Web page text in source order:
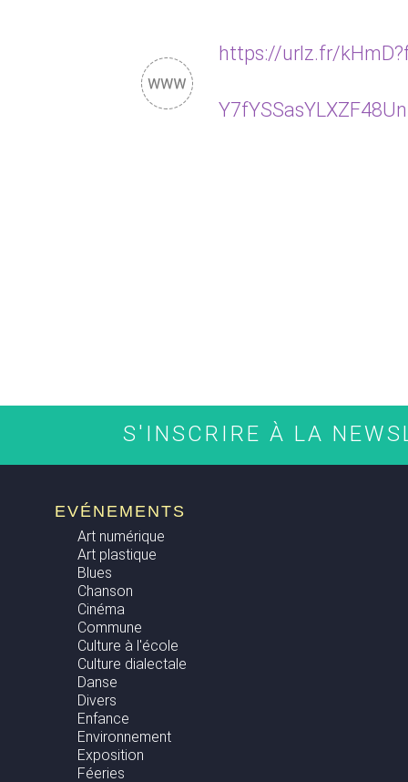
https://urlz.fr/
Y7fYSSasYLXZF48Un
S'INSCRIRE À LA
EVÉNEMENTS
Art numérique
Art plastique
Blues
Chanson
Cinéma
Commune
Culture à l'école
Culture dialectale
Danse
Divers
Enfance
Environnement
Exposition
Féeries